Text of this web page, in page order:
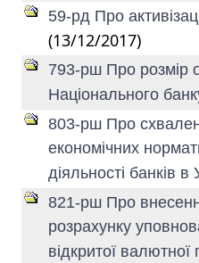
59-рд Про
(13/12/2017)
793-рш Про розмір
Національного
803-рш Про
економічних
діяльності банків в
821-рш Про
розрахунку
відкритої валютної